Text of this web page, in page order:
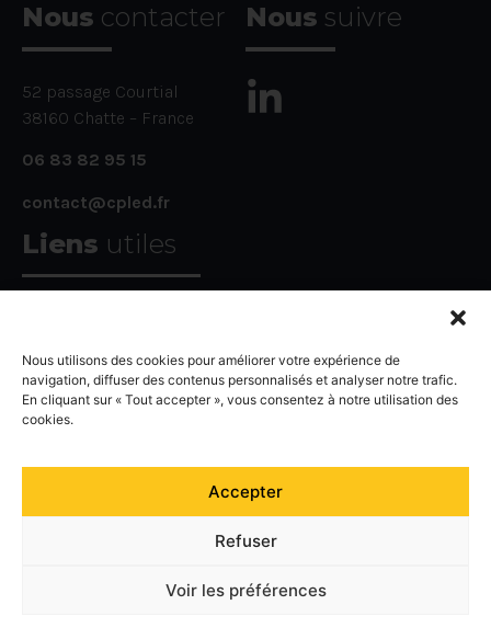
Nous utilisons des cookies pour améliorer votre expérience de
navigation, diffuser des contenus personnalisés et analyser notre trafic.
En cliquant sur « Tout accepter », vous consentez à notre utilisation des
cookies.
Accepter
Refuser
Voir les préférences
Nous contacter
52 passage Courtial
38160 Chatte – France
06 83 82 95 15
contact@cpled.fr
Nous suivre
Liens utiles
Guide d’installation
FAQ
© 2025 CPLED. Tous droits réservés –CGV